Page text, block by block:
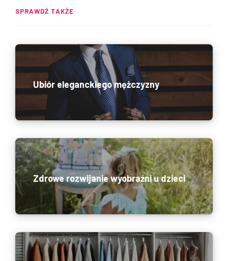
SPRAWDŹ TAKŻE
Ubiór eleganckiego mężczyzny
Zdrowe rozwijanie wyobraźni u dzieci